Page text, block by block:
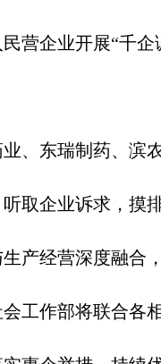
营企业开展“千
东瑞制药、滨
取企业诉求，摸
产经营深度融合
作部将联合各相